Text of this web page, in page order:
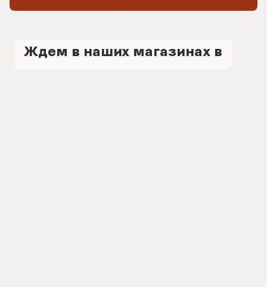
Ждем в наших магазинах в